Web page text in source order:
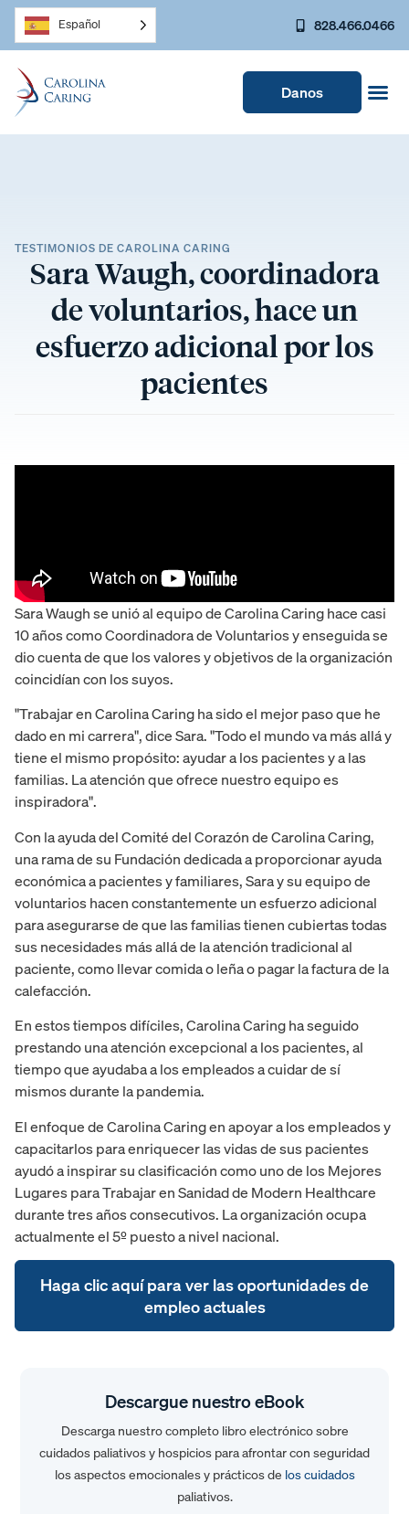
Español 828.466.0466
Danos
TESTIMONIOS DE CAROLINA CARING
Sara Waugh, coordinadora
de voluntarios, hace un
esfuerzo adicional por los
pacientes
Sara Waugh se unió al equipo de Carolina Caring hace casi
10 años como Coordinadora de Voluntarios y enseguida se
dio cuenta de que los valores y objetivos de la organización
coincidían con los suyos.
"Trabajar en Carolina Caring ha sido el mejor paso que he
dado en mi carrera", dice Sara. "Todo el mundo va más allá y
tiene el mismo propósito: ayudar a los pacientes y a las
familias. La atención que ofrece nuestro equipo es
inspiradora".
Con la ayuda del Comité del Corazón de Carolina Caring,
una rama de su Fundación dedicada a proporcionar ayuda
económica a pacientes y familiares, Sara y su equipo de
voluntarios hacen constantemente un esfuerzo adicional
para asegurarse de que las familias tienen cubiertas todas
sus necesidades más allá de la atención tradicional al
paciente, como llevar comida o leña o pagar la factura de la
calefacción.
En estos tiempos difíciles, Carolina Caring ha seguido
prestando una atención excepcional a los pacientes, al
tiempo que ayudaba a los empleados a cuidar de sí
mismos durante la pandemia.
El enfoque de Carolina Caring en apoyar a los empleados y
capacitarlos para enriquecer las vidas de sus pacientes
ayudó a inspirar su clasificación como uno de los Mejores
Lugares para Trabajar en Sanidad de Modern Healthcare
durante tres años consecutivos. La organización ocupa
actualmente el 5º puesto a nivel nacional.
Haga clic aquí para ver las oportunidades de
empleo actuales
Descargue nuestro eBook
Descarga nuestro completo libro electrónico sobre
cuidados paliativos y hospicios para afrontar con seguridad
los aspectos emocionales y prácticos de los cuidados
paliativos.